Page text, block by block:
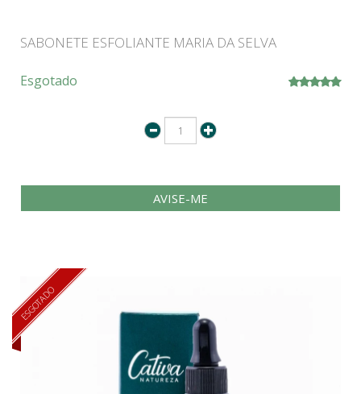
SABONETE ESFOLIANTE MARIA DA SELVA
Esgotado
AVISE-ME
ESGOTADO